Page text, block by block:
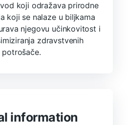
koji odražava prirodne
koji se nalaze u biljkama
njegovu učinkovitost i
zdravstvenih
information